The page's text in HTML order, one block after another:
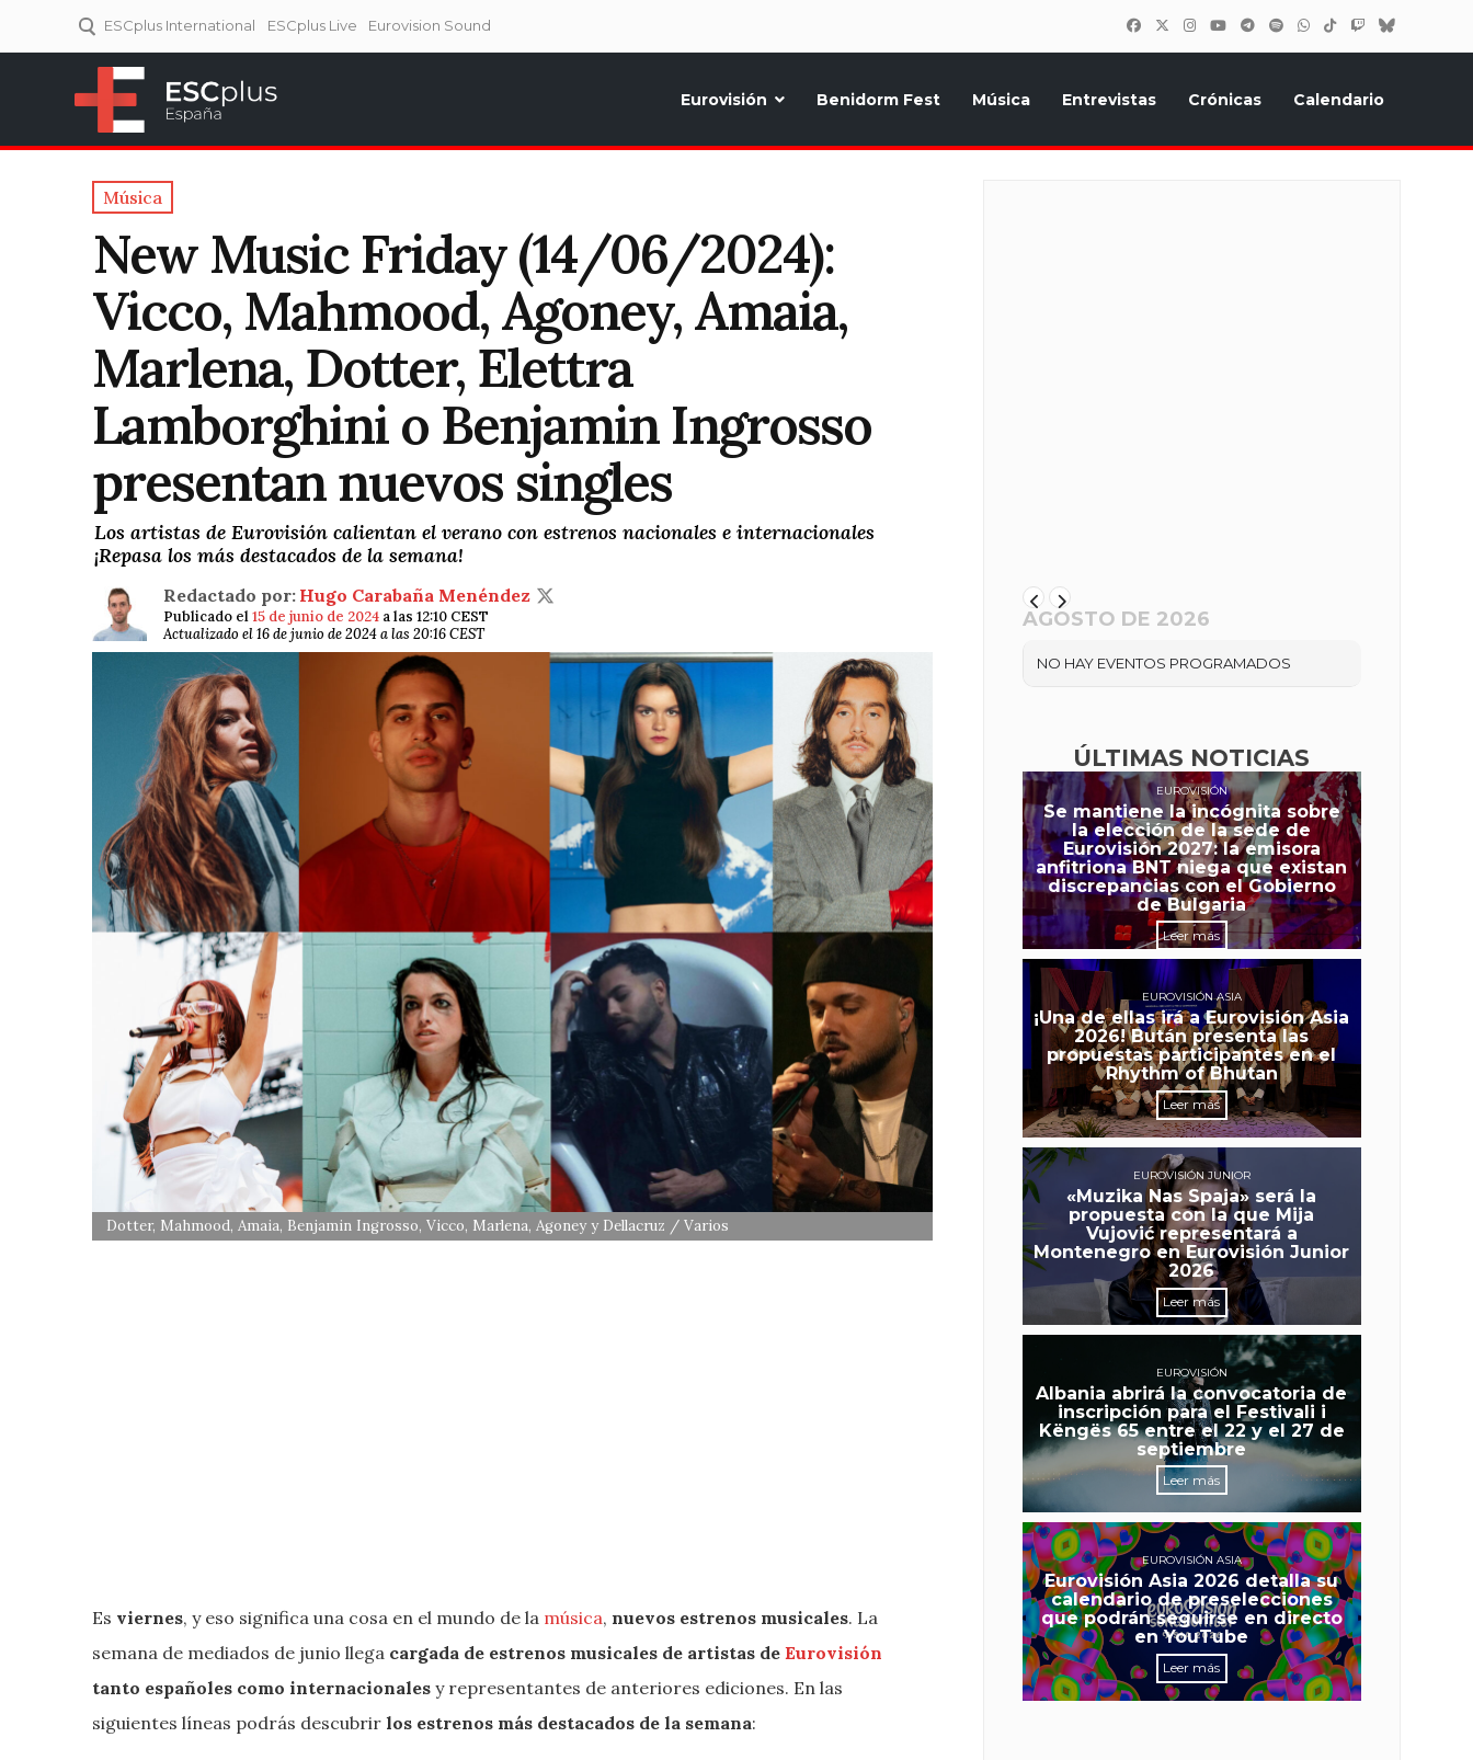
ESCplus International ESCplus Live Eurovision Sound
Eurovisión Benidorm Fest Música Entrevistas Crónicas Calendario
Música
New Music Friday (14/06/2024):
Vicco, Mahmood, Agoney, Amaia,
Marlena, Dotter, Elettra
Lamborghini o Benjamin Ingrosso
presentan nuevos singles
Los artistas de Eurovisión calientan el verano con estrenos nacionales e internacionales
¡Repasa los más destacados de la semana!
Redactado por: Hugo Carabaña Menéndez
Publicado el15 de junio de 2024 a las 12:10 CEST
Actualizado el 16 de junio de 2024 a las 20:16 CEST
Dotter, Mahmood, Amaia, Benjamin Ingrosso, Vicco, Marlena, Agoney y Dellacruz / Varios
Es viernes, y eso significa una cosa en el mundo de la música, nuevos estrenos musicales. La
semana de mediados de junio llega cargada de estrenos musicales de artistas de Eurovisión
tanto españoles como internacionales y representantes de anteriores ediciones. En las
siguientes líneas podrás descubrir los estrenos más destacados de la semana:
AGOSTO DE 2026
NO HAY EVENTOS PROGRAMADOS
ÚLTIMAS NOTICIAS
EUROVISIÓN
Se mantiene la incógnita sobre
la elección de la sede de
Eurovisión 2027: la emisora
anfitriona BNT niega que existan
discrepancias con el Gobierno
de Bulgaria
Leer más
EUROVISIÓN ASIA
¡Una de ellas irá a Eurovisión Asia
2026! Bután presenta las
propuestas participantes en el
Rhythm of Bhutan
Leer más
EUROVISIÓN JUNIOR
«Muzika Nas Spaja» será la
propuesta con la que Mija
Vujović representará a
Montenegro en Eurovisión Junior
2026
Leer más
EUROVISIÓN
Albania abrirá la convocatoria de
inscripción para el Festivali i
Këngës 65 entre el 22 y el 27 de
septiembre
Leer más
EUROVISIÓN ASIA
Eurovisión Asia 2026 detalla su
calendario de preselecciones
que podrán seguirse en directo
en YouTube
Leer más